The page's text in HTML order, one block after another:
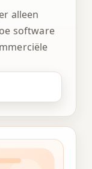
alleen
software